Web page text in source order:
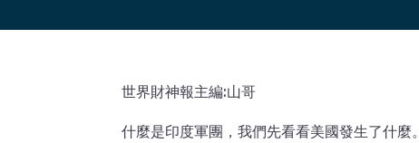
世界財神報主編:山哥
什麼是印度軍團，我們先看看美國發生了什麼。